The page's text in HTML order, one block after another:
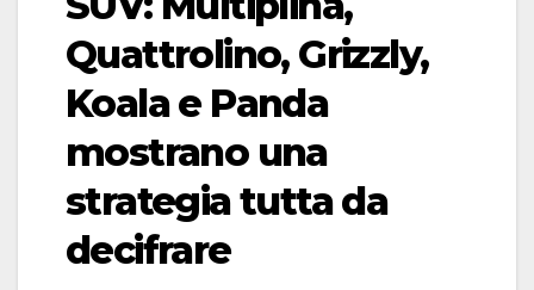
Quattrolino, Grizzly,
Koala e Panda
mostrano una
strategia tutta da
decifrare